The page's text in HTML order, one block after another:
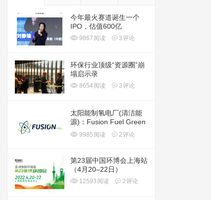
今年最火赛道诞生一个
IPO，估值600亿
9867 阅读 3评论
环保行业顶级“资源圈”崩
塌启示录
8654 阅读 3评论
太阳能制氢电厂(清洁能
源)：Fusion Fuel Green
plc(HTOO)
9985 阅读 2评论
第23届中国环博会上海站
（4月20–22日）
12593 阅读 2评论